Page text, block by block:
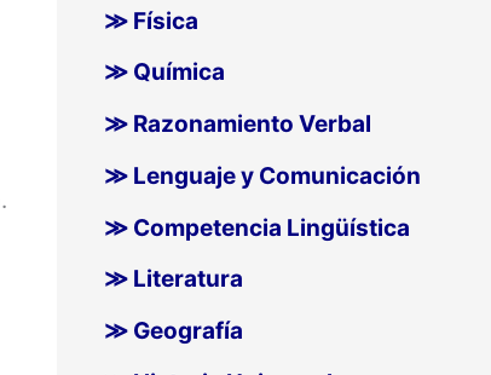
≫ Física
≫ Química
≫ Razonamiento Verbal
≫ Lenguaje y Comunicación
≫ Competencia Lingüística
≫ Literatura
≫ Geografía